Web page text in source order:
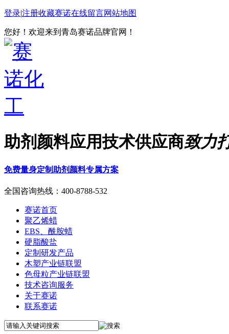
登录|注册收藏赛诺在线留言网站地图
您好！欢迎来到青岛赛诺品牌官网！
助剂颜料应用技术供应商致力
免费量身定制助剂颜料专属方案
全国咨询热线： 400-8788-532
赛诺首页
聚乙烯蜡
EBS、酰胺蜡
硬脂酸盐
定制研发产品
木塑产业链联盟
色母粒产业链联盟
技术咨询服务
关于赛诺
联系赛诺